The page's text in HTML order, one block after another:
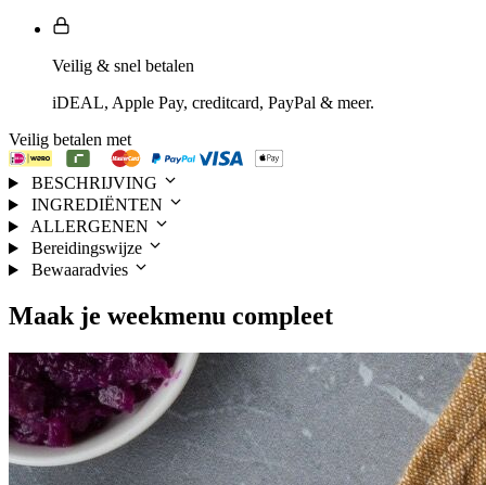
Veilig & snel betalen
iDEAL, Apple Pay, creditcard, PayPal & meer.
Veilig betalen met
BESCHRIJVING
INGREDIËNTEN
ALLERGENEN
Bereidingswijze
Bewaaradvies
Maak je weekmenu compleet